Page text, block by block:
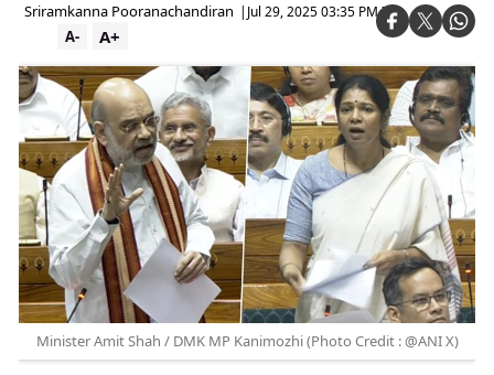
Sriramkanna Pooranachandiran | Jul 29, 2025 03:35 PM IST
A+
A-
Minister Amit Shah / DMK MP Kanimozhi (Photo Credit : @ANI X)